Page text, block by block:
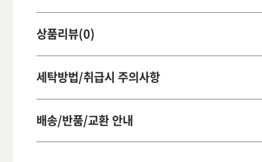
상품리뷰(0)
세탁방법/취급시 주의사항
배송/반품/교환 안내